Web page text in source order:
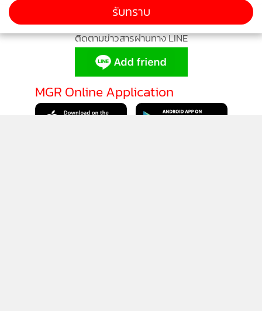
ติดตามข่าวสารผ่านทาง LINE
MGR Online Application
รับทราบ